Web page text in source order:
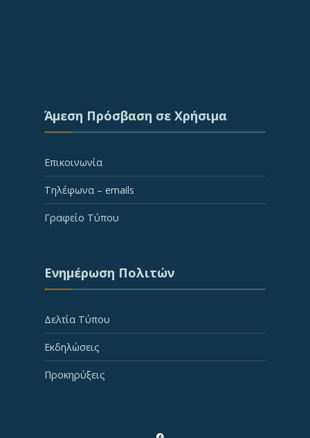
Άμεση Πρόσβαση σε Χρήσιμα
Επικοινωνία
Τηλέφωνα – emails
Γραφείο Τύπου
Ενημέρωση Πολιτών
Δελτία Τύπου
Εκδηλώσεις
Προκηρύξεις